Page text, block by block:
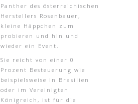
Panther des österreichischen
Herstellers Rosenbauer,
kleine Häppchen zum
probieren und hin und
wieder ein Event.
Sie reicht von einer 0
Prozent Besteuerung wie
beispielsweise in Brasilien
oder im Vereinigten
Königreich, ist für die